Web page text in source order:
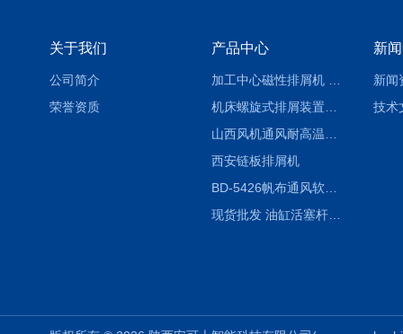
关于我们
公司简介
荣誉资质
产品中心
西安链板排屑机
BD-5426帆布通风软连接水泥布袋陕西生产厂家
现货批发 油缸活塞杆圆形保护套
新
新闻
技术